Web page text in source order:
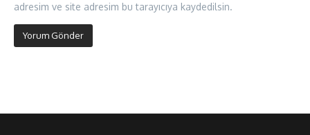
adresim ve site adresim bu tarayıcıya kaydedilsin.